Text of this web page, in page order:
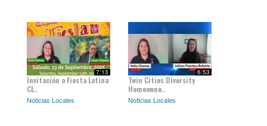
7:13
Invitación a Fiesta Latina
CL..
Noticias Locales
6:53
Twin Cities Diversity
Homeowne..
Noticias Locales